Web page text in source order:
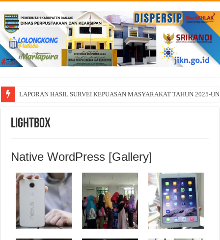
LAPORAN HASIL SURVEI KEPUASAN MASYARAKAT TAHUN 2025-
Lightbox
Native WordPress [Gallery]